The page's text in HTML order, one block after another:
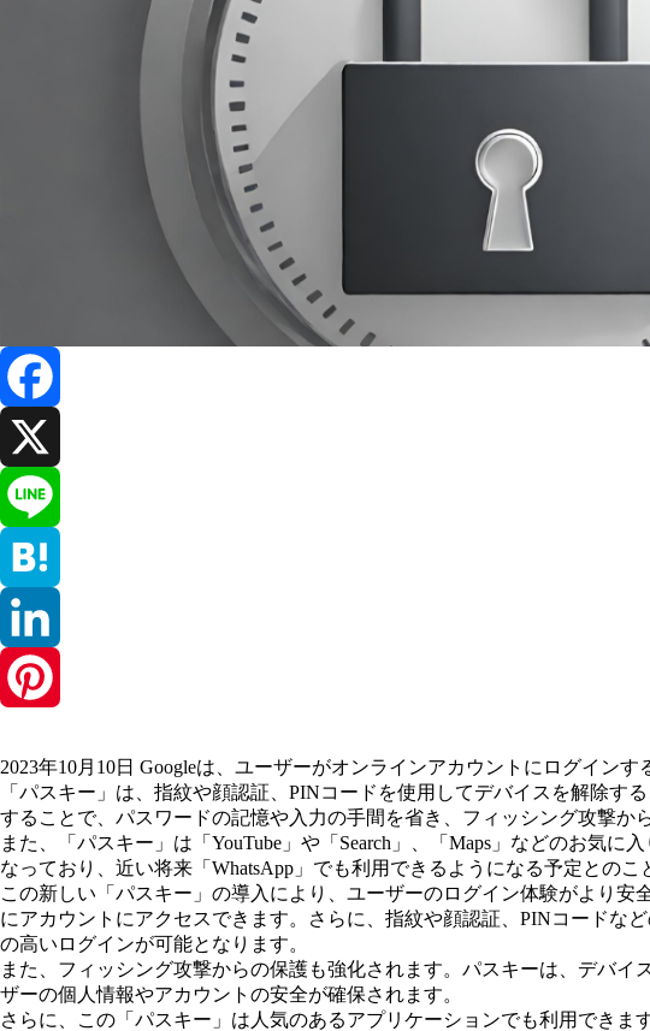
Facebook
X
Line
Hatena
LinkedIn
2023年10月10日 Googleは、ユーザーがオンラインアカウントにログインす
「パスキー」は、指紋や顔認証、PINコードを使用してデバイスを解除
することで、パスワードの記憶や入力の手間を省き、フィッシング攻撃か
また、「パスキー」は「YouTube」や「Search」、「Maps」などのお気
なっており、近い将来「WhatsApp」でも利用できるようになる予定とのこ
この新しい「パスキー」の導入により、ユーザーのログイン体験がより
にアカウントにアクセスできます。さらに、指紋や顔認証、PINコードな
の高いログインが可能となります。
また、フィッシング攻撃からの保護も強化されます。パスキーは、デバ
ザーの個人情報やアカウントの安全が確保されます。
さらに、この「パスキー」は人気のあるアプリケーションでも利用できま